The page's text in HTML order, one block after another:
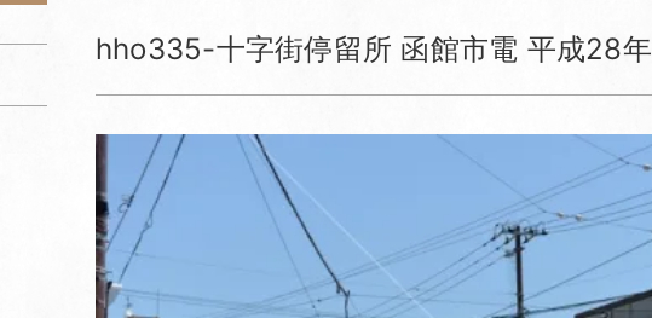
hho335-十字街停留所 函館市電 平成28年